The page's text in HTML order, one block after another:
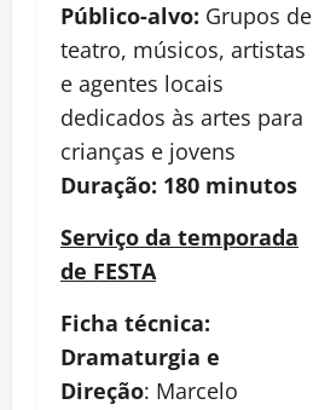
Público-alvo: Grupos de
teatro, músicos, artistas
e agentes locais
dedicados às artes para
crianças e jovens
Duração: 180 minutos
Serviço da temporada
de FESTA
Ficha técnica:
Dramaturgia e
Direção: Marcelo